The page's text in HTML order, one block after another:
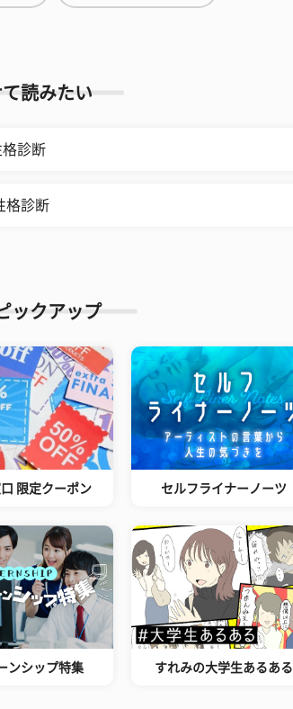
読みたい
診断
格診断
ックアップ
限定クーポン セルフライナーノーツ
ンシップ特集 すれみの大学生あるある